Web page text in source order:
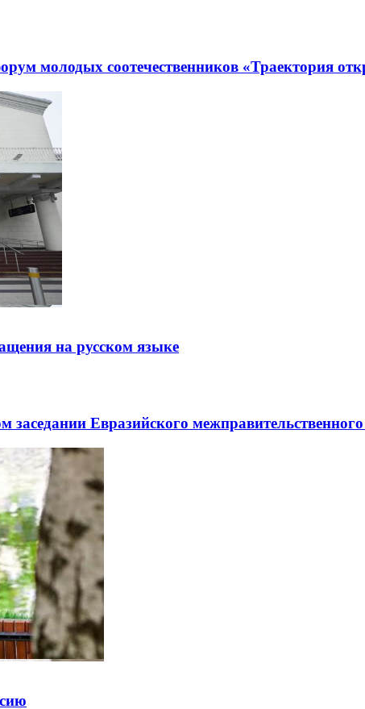
молодых соотечественников «Траектория
на русском языке
Евразийского